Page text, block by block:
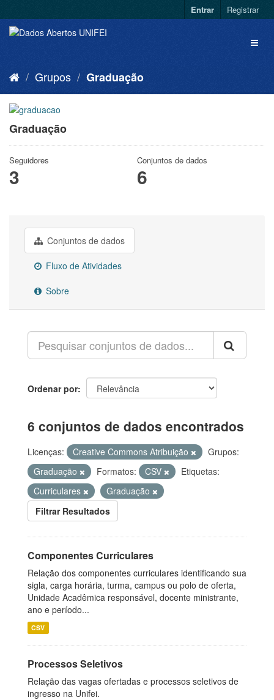
Entrar Registrar
Grupos Graduação
Graduação
Seguidores
3
Conjuntos de dados
6
Conjuntos de dados
Fluxo de Atividades
Sobre
Ordenar por
6 conjuntos de dados encontrados
Licenças: Creative Commons Atribuição
Grupos:
Graduação
Formatos: CSV
Etiquetas:
Curriculares
Graduação
Filtrar Resultados
Componentes Curriculares
Relação dos componentes curriculares identificando sua
sigla, carga horária, turma, campus ou polo de oferta,
Unidade Acadêmica responsável, docente ministrante,
ano e período...
CSV
Processos Seletivos
Relação das vagas ofertadas e processos seletivos de
ingresso na Unifei.